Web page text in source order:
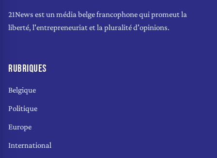
21News est un média belge francophone qui promeut la
liberté, l'entrepreneuriat et la pluralité d'opinions.
RUBRIQUES
Belgique
Politique
Europe
International